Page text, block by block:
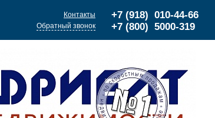
+7 (918) 010-44-66
+7 (800) 5000-319
Контакты
Обратный звонок